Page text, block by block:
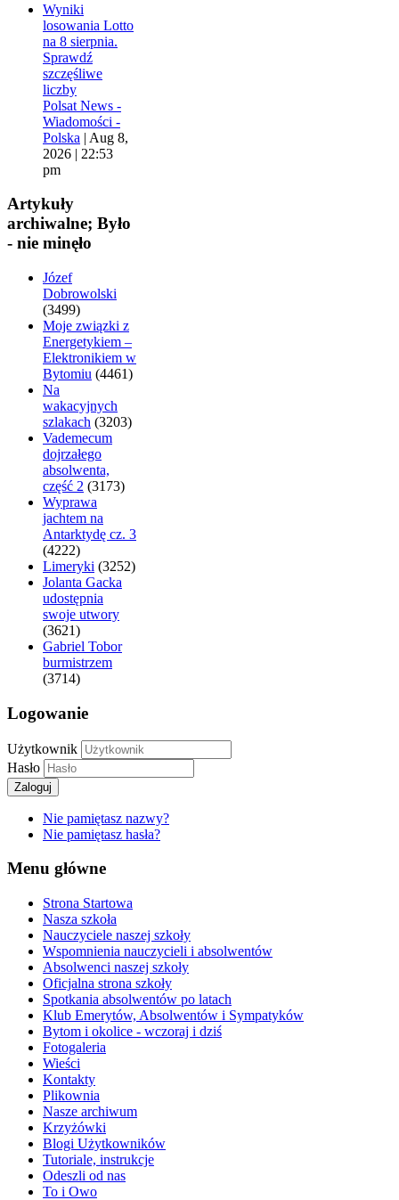
Wyniki
losowania Lotto
na 8 sierpnia.
Sprawdź
szczęśliwe
liczby
Polsat News -
Wiadomości -
Polska | Aug 8,
2026 | 22:53
pm
Artykuły
archiwalne; Było
- nie minęło
Józef
Dobrowolski
(3499)
Moje związki z
Energetykiem –
Elektronikiem w
Bytomiu (4461)
Na
wakacyjnych
szlakach (3203)
Vademecum
dojrzałego
absolwenta,
część 2 (3173)
Wyprawa
jachtem na
Antarktydę cz. 3
(4222)
Limeryki (3252)
Jolanta Gacka
udostępnia
swoje utwory
(3621)
Gabriel Tobor
burmistrzem
(3714)
Logowanie
Użytkownik
Hasło
Zaloguj
Nie pamiętasz nazwy?
Nie pamiętasz hasła?
Menu główne
Strona Startowa
Nasza szkoła
Nauczyciele naszej szkoły
Wspomnienia nauczycieli i absolwentów
Absolwenci naszej szkoły
Oficjalna strona szkoły
Spotkania absolwentów po latach
Klub Emerytów, Absolwentów i Sympatyków
Bytom i okolice - wczoraj i dziś
Fotogaleria
Wieści
Kontakty
Plikownia
Nasze archiwum
Krzyżówki
Blogi Użytkowników
Tutoriale, instrukcje
Odeszli od nas
To i Owo